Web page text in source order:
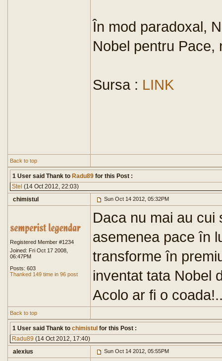
În mod paradoxal,
Nobel pentru Pace,
Sursa : LINK
Back to top
1 User said Thank to Radu89 for this Post :
Stel (14 Oct 2012, 22:03)
chimistul
Sun Oct 14 2012, 05:32PM
Registered Member #1234
Joined: Fri Oct 17 2008,
06:47PM
Posts: 603
Thanked 149 time in 96 post
Daca nu mai au cui
asemenea pace în
transforme în
inventat tata Nobel
Acolo ar fi o
Back to top
1 User said Thank to chimistul for this Post :
Radu89 (14 Oct 2012, 17:40)
alexius
Sun Oct 14 2012, 05:55PM